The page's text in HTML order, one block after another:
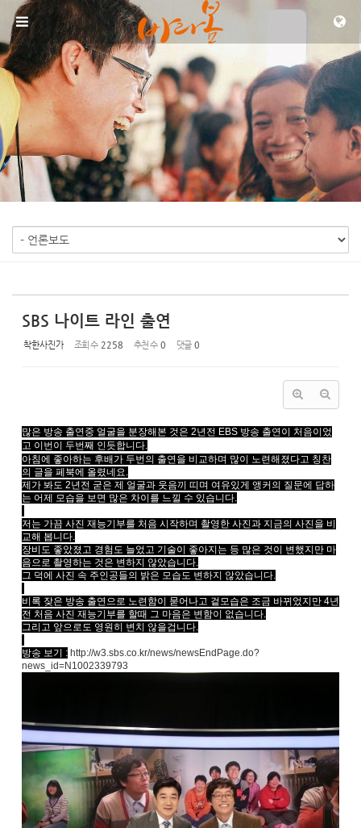
메뉴 건너뛰기
SBS 나이트 라인 출연
착한사진가 조회 수 2258 추천 수 0 댓글 0
많은 방송 출연중 얼굴을 분장해본 것은 2년전 EBS 방송 출연이 처음이었
고 이번이 두번째 인듯합니다.
아침에 좋아하는 후배가 두번의 출연을 비교하며 많이 노련해졌다고 칭찬
의 글을 페북에 올렸네요.
제가 봐도 2년전 굳은 제 얼굴과 웃음끼 띠며 여유있게 앵커의 질문에 답하
는 어제 모습을 보면 많은 차이를 느낄 수 있습니다.
저는 가끔 사진 재능기부를 처음 시작하며 촬영한 사진과 지금의 사진을 비
교해 봅니다.
장비도 좋았졌고 경험도 늘었고 기술이 좋아지는 등 많은 것이 변했지만 마
음으로 촬영하는 것은 변하지 않았습니다.
그 덕에 사진 속 주인공들의 밝은 모습도 변하지 않았습니다.
비록 잦은 방송 출연으로 노련함이 묻어나고 겉모습은 조금 바뀌었지만 4년
전 처음 사진 재능기부를 할때 그 마음은 변함이 없습니다.
그리고 앞으로도 영원히 변치 않을겁니다.
방송 보기 : http://w3.sbs.co.kr/news/newsEndPage.do?
news_id=N1002339793